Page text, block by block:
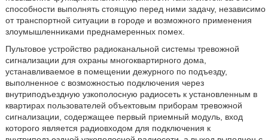
способности выполнять стоящую перед ними задачу, независимо
от транспортной ситуации в городе и возможного применения
злоумышленниками преднамеренных помех.
Пультовое устройство радиоканальной системы тревожной
сигнализации для охраны многоквартирного дома,
устанавливаемое в помещении дежурного по подъезду,
выполненное с возможностью подключения через
внутриподъездную узкополосную радиосеть к установленным в
квартирах пользователей объектовым приборам тревожной
сигнализации, содержащее первый приемный модуль, вход
которого является радиовходом для подключения к